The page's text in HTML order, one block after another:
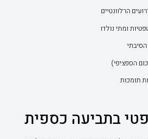
הרלוונטיים
ומתי נולדו
הספציפי)
תומכות
בתביעה כספית